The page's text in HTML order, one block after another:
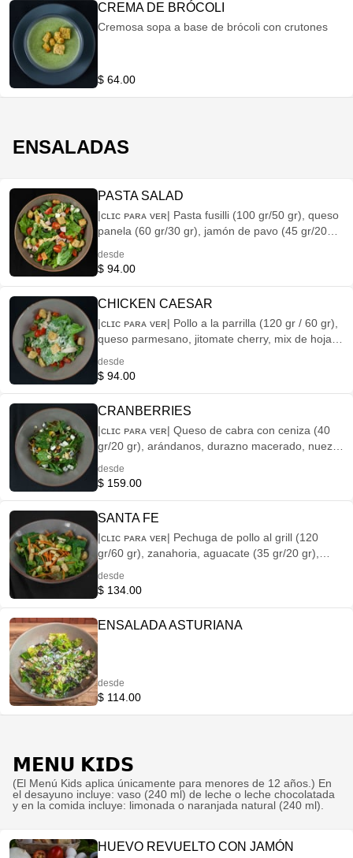
CREMA DE BRÓCOLI
Cremosa sopa a base de brócoli con crutones
$ 64.00
ENSALADAS
PASTA SALAD
|ᴄʟɪᴄ ᴘᴀʀᴀ ᴠᴇʀ| Pasta fusilli (100 gr/50 gr), queso
panela (60 gr/30 gr), jamón de pavo (45 gr/20
aceituna negra, mix de hojas de la casa y
desde
$ 94.00
CHICKEN CAESAR
|ᴄʟɪᴄ ᴘᴀʀᴀ ᴠᴇʀ| Pollo a la parrilla (120 gr / 60 gr),
queso parmesano, jitomate cherry, mix de hojas
con aderezo caesar.
desde
$ 94.00
CRANBERRIES
|ᴄʟɪᴄ ᴘᴀʀᴀ ᴠᴇʀ| Queso de cabra con ceniza (40
gr/20 gr), arándanos, durazno macerado, nuez
gr/10 gr), sobre una base de espinaca,
desde
$ 159.00
SANTA FE
|ᴄʟɪᴄ ᴘᴀʀᴀ ᴠᴇʀ| Pechuga de pollo al grill (120
gr/60 gr), zanahoria, aguacate (35 gr/20 gr),
casa y crutones (15 gr/10 gr), aderezada con
desde
$ 134.00
ENSALADA ASTURIANA
desde
$ 114.00
𝗠𝗘𝗡𝗨 𝗞𝗜𝗗𝗦
(El Menú Kids aplica únicamente para menores de 12 años.) En
el desayuno incluye: vaso (240 ml) de leche o leche chocolatada
y en la comida incluye: limonada o naranjada natural (240 ml).
HUEVO REVUELTO CON JAMÓN